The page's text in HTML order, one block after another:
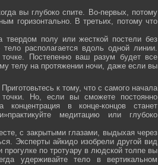
вы глубоко спите. Во-первых, потому
горизонтально. В третьих, потому что
твердом полу или жесткой постели без
располагается вдоль одной линии.
Постепенно ваш разум будет все
телу на протяжении ночи, даже если вы
к тому, что с самого начала
Но, если вы сможете постоянно
в конце-концов станет
медитацию или глубоко
с закрытыми глазами, выдыхая через
Эксперты айкидо изобрели другой вид
по тротуару в людской толпе вы
удерживайте тело в вертикальном